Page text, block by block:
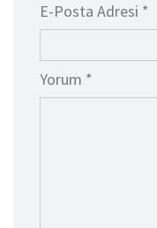
E-Posta Adresi *
Yorum *